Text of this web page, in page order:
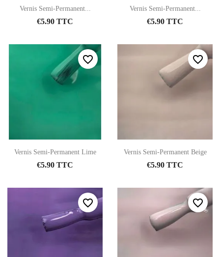
Vernis Semi-Permanent...
€5.90 TTC
Vernis Semi-Permanent...
€5.90 TTC
Vernis Semi-Permanent Lime
€5.90 TTC
favorite_border
Vernis Semi-Permanent Beige
€5.90 TTC
favorite_border
favorite_border favorite_border